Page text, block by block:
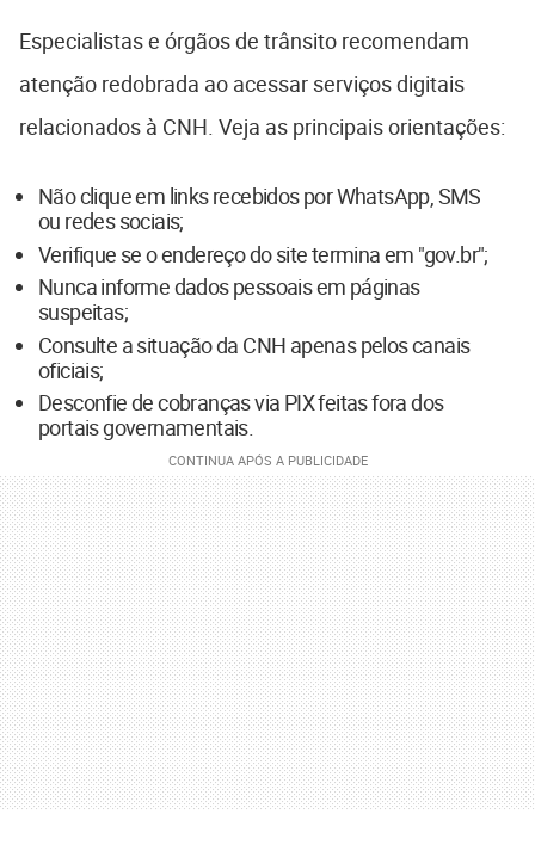
Especialistas e órgãos de trânsito recomendam
atenção redobrada ao acessar serviços digitais
relacionados à CNH. Veja as principais orientações:
Não clique em links recebidos por WhatsApp, SMS
ou redes sociais;
Verifique se o endereço do site termina em "gov.br";
Nunca informe dados pessoais em páginas
suspeitas;
Consulte a situação da CNH apenas pelos canais
oficiais;
Desconfie de cobranças via PIX feitas fora dos
portais governamentais.